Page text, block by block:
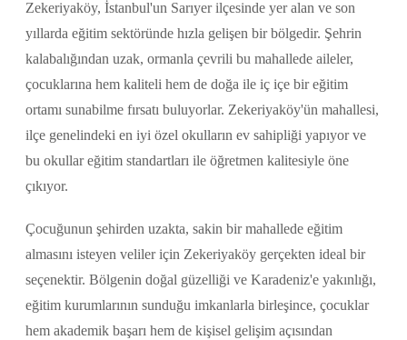
Zekeriyaköy, İstanbul'un Sarıyer ilçesinde yer alan ve son
yıllarda eğitim sektöründe hızla gelişen bir bölgedir. Şehrin
kalabalığından uzak, ormanla çevrili bu mahallede aileler,
çocuklarına hem kaliteli hem de doğa ile iç içe bir eğitim
ortamı sunabilme fırsatı buluyorlar. Zekeriyaköy'ün mahallesi,
ilçe genelindeki en iyi özel okulların ev sahipliği yapıyor ve
bu okullar eğitim standartları ile öğretmen kalitesiyle öne
çıkıyor.
Çocuğunun şehirden uzakta, sakin bir mahallede eğitim
almasını isteyen veliler için Zekeriyaköy gerçekten ideal bir
seçenektir. Bölgenin doğal güzelliği ve Karadeniz'e yakınlığı,
eğitim kurumlarının sunduğu imkanlarla birleşince, çocuklar
hem akademik başarı hem de kişisel gelişim açısından